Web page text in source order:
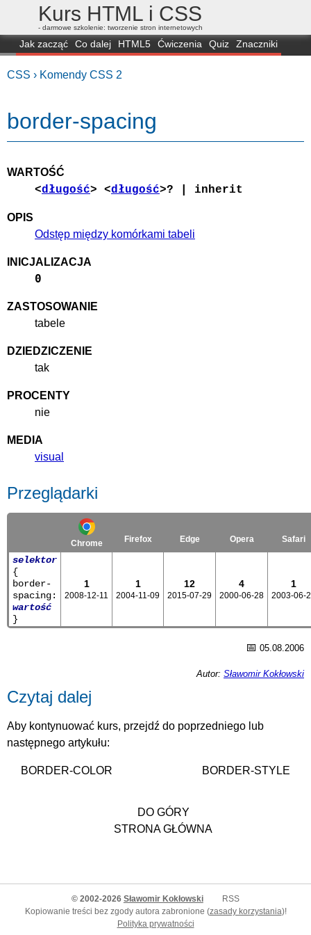
Kurs HTML i CSS
- darmowe szkolenie: tworzenie stron internetowych
Jak zacząć Co dalej HTML5 Ćwiczenia Quiz
Znaczniki
CSS › Komendy CSS 2
border-spacing
WARTOŚĆ
<długość> <długość>? | inherit
OPIS
Odstęp między komórkami tabeli
INICJALIZACJA
0
ZASTOSOWANIE
tabele
DZIEDZICZENIE
tak
PROCENTY
nie
MEDIA
visual
Przeglądarki
Chrome Firefox Edge Opera Safari
selektor
{
border-
spacing:
wartość
}
1
2008-12-11
1
2004-11-09
12
2015-07-29
4
2000-06-28
1
2003-06-
📅 05.08.2006
Autor: Sławomir Kokłowski
Czytaj dalej
Aby kontynuować kurs, przejdź do poprzedniego lub
następnego artykułu:
BORDER-COLOR BORDER-STYLE
DO GÓRY
STRONA GŁÓWNA
© 2002-2026 Sławomir Kokłowski
RSS
Kopiowanie treści bez zgody autora zabronione (zasady korzystania)!
Polityka prywatności